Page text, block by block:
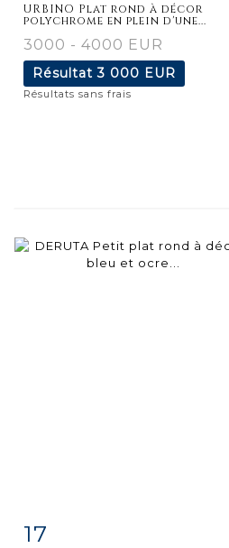
URBINO Plat rond à décor
polychrome en plein d'une...
3000 - 4000 EUR
Résultat3 000 EUR
Résultats sans frais
17